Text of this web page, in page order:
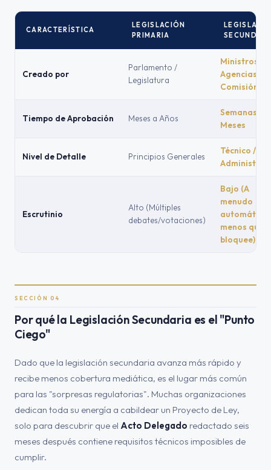
CARACTERÍSTICA
LEGISLACIÓN
PRIMARIA
Creado por
Parlamento /
Legislatura
Ministros /
Agencias /
Comisión
Tiempo de Aprobación Meses a Años
Semanas a
Meses
Nivel de Detalle Principios Generales
Técnico /
Escrutinio
Alto (Múltiples
debates/votaciones)
Bajo (A
menudo
automático
menos que
bloquee)
SECCIÓN 04
Por qué la Legislación Secundaria es el "Punto
Ciego"
Dado que la legislación secundaria avanza más rápido y
recibe menos cobertura mediática, es el lugar más común
para las "sorpresas regulatorias". Muchas organizaciones
dedican toda su energía a cabildear un Proyecto de Ley,
solo para descubrir que el Acto Delegado redactado seis
meses después contiene requisitos técnicos imposibles de
cumplir.